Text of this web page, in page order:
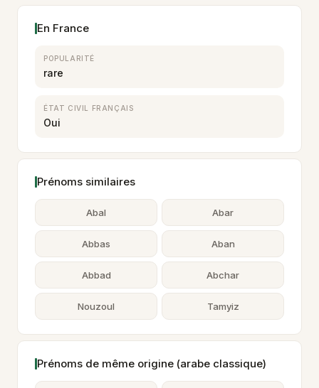
En France
POPULARITÉ
rare
ÉTAT CIVIL FRANÇAIS
Oui
Prénoms similaires
Abal Abar
Abbas Aban
Abbad Abchar
Nouzoul Tamyiz
Prénoms de même origine (arabe classique)